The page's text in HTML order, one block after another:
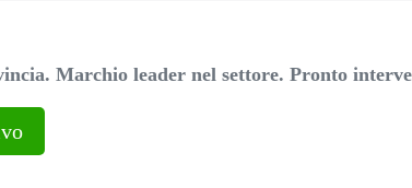
Marchio leader nel settore. Pronto